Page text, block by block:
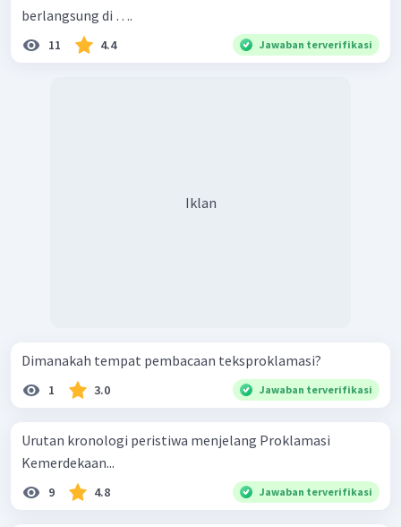
berlangsung di ….
11 4.4 Jawaban terverifikasi
Iklan
Dimanakah tempat pembacaan teksproklamasi?
1 3.0 Jawaban terverifikasi
Urutan kronologi peristiwa menjelang Proklamasi
Kemerdekaan...
9 4.8 Jawaban terverifikasi